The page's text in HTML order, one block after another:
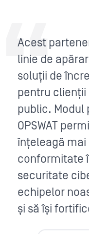
Acest
linie de
soluții de
pentru
public. Modul
OPSWAT
înțeleagă mai
conformitate
securitate
echipelor
și să își